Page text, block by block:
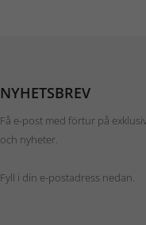
NYHETSBREV
Få e-post med förtur på
och nyheter.
Fyll i din e-postadress nedan.